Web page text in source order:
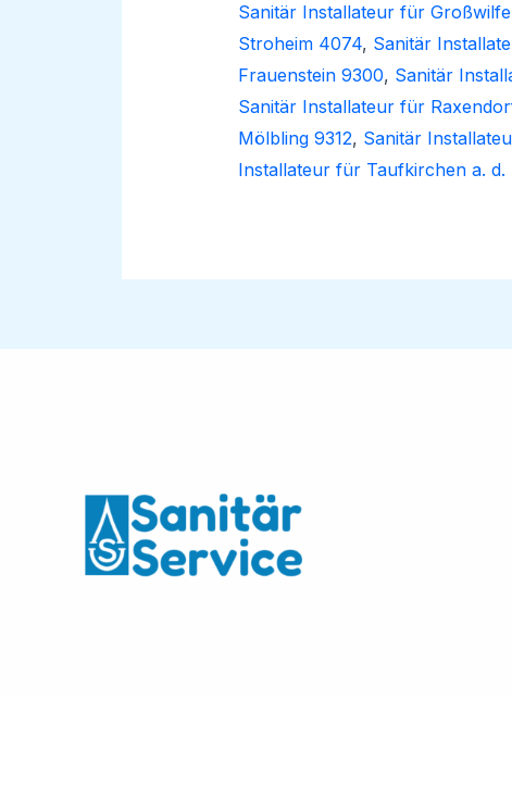
Sanitär Installateur für
Stroheim 4074, Sanitär
Frauenstein 9300, Sanitär
Sanitär Installateur für
Mölbling 9312, Sanitär
Installateur für Taufkirchen a. d.